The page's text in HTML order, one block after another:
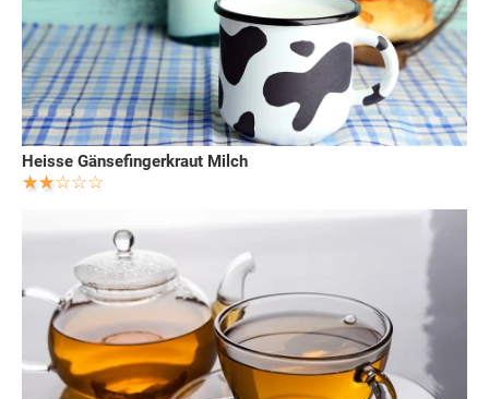
Heisse Gänsefingerkraut Milch